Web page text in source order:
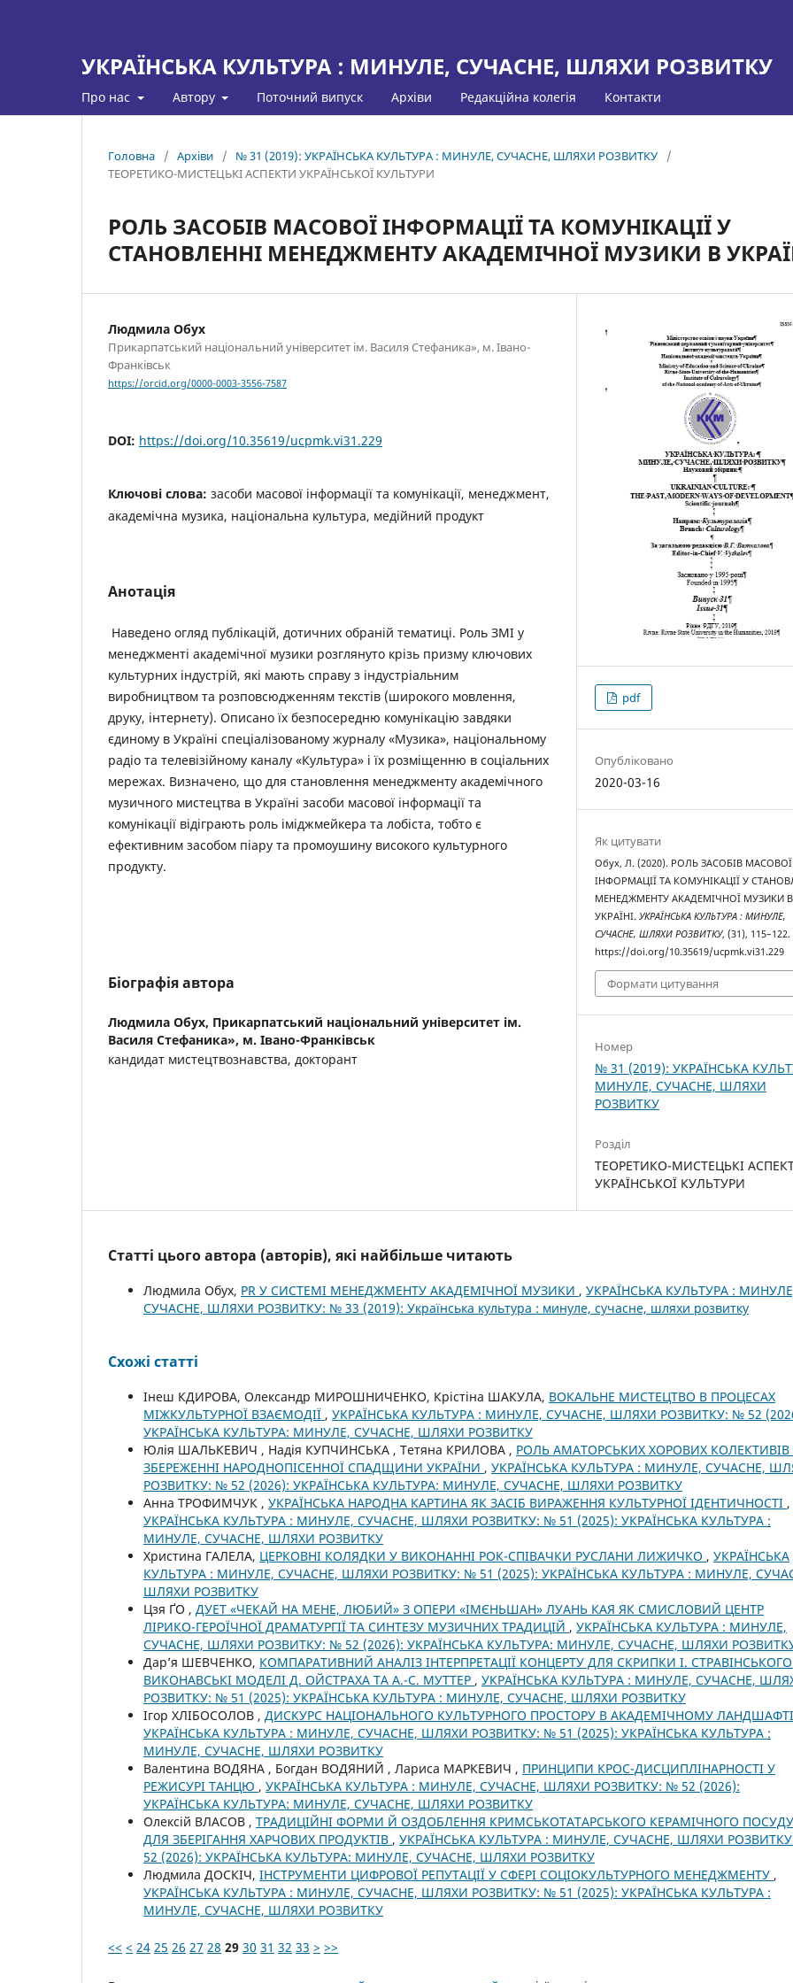
УКРАЇНСЬКА КУЛЬТУРА : МИНУЛЕ, СУЧАСНЕ, ШЛЯХИ РОЗВИТКУ
Про нас Автору Поточний випуск Архіви Редакційна колегія Контакти
Головна / Архіви / № 31 (2019): УКРАЇНСЬКА КУЛЬТУРА : МИНУЛЕ, СУЧАСНЕ, ШЛЯХИ РОЗВИТКУ
/
ТЕОРЕТИКО-МИСТЕЦЬКІ АСПЕКТИ УКРАЇНСЬКОЇ КУЛЬТУРИ
РОЛЬ ЗАСОБІВ МАСОВОЇ ІНФОРМАЦІЇ ТА КОМУНІКАЦІЇ У
СТАНОВЛЕННІ МЕНЕДЖМЕНТУ АКАДЕМІЧНОЇ МУЗИКИ В
Людмила Обух
Прикарпатський національний університет ім. Василя Стефаника», м. Івано-
Франківськ
https://orcid.org/0000-0003-3556-7587
DOI: https://doi.org/10.35619/ucpmk.vi31.229
Ключові слова: засоби масової інформації та комунікації, менеджмент,
академічна музика, національна культура, медійний продукт
Анотація
Наведено огляд публікацій, дотичних обраній тематиці. Роль ЗМІ у
менеджменті академічної музики розглянуто крізь призму ключових
культурних індустрій, які мають справу з індустріальним
виробництвом та розповсюдженням текстів (широкого мовлення,
друку, інтернету). Описано їх безпосередню комунікацію завдяки
єдиному в Україні спеціалізованому журналу «Музика», національному
радіо та телевізійному каналу «Культура» і їх розміщенню в соціальних
мережах. Визначено, що для становлення менеджменту академічного
музичного мистецтва в Україні засоби масової інформації та
комунікації відіграють роль іміджмейкера та лобіста, тобто є
ефективним засобом піару та промоушину високого культурного
продукту.
Біографія автора
Людмила Обух, Прикарпатський національний університет ім.
Василя Стефаника», м. Івано-Франківськ
кандидат мистецтвознавства, докторант
pdf
Опубліковано
2020-03-16
Як цитувати
Обух, Л. (2020). РОЛЬ ЗАСОБІВ МАСОВОЇ
ІНФОРМАЦІЇ ТА КОМУНІКАЦІЇ У
МЕНЕДЖМЕНТУ АКАДЕМІЧНОЇ МУЗИКИ В
УКРАЇНІ.УКРАЇНСЬКА КУЛЬТУРА : МИНУЛЕ,
СУЧАСНЕ, ШЛЯХИ РОЗВИТКУ, (31), 115–122.
https://doi.org/10.35619/ucpmk.vi31.229
Формати цитування
Номер
№ 31 (2019): УКРАЇНСЬКА
МИНУЛЕ, СУЧАСНЕ, ШЛЯХИ
РОЗВИТКУ
Розділ
ТЕОРЕТИКО-МИСТЕЦЬКІ
УКРАЇНСЬКОЇ КУЛЬТУРИ
Статті цього автора (авторів), які найбільше читають
Людмила Обух, PR У СИСТЕМІ МЕНЕДЖМЕНТУ АКАДЕМІЧНОЇ МУЗИКИ , УКРАЇНСЬКА КУЛЬТУРА :
СУЧАСНЕ, ШЛЯХИ РОЗВИТКУ: № 33 (2019): Українська культура : минуле, сучасне, шляхи розвитку
Схожі статті
Інеш КДИРОВА, Олександр МИРОШНИЧЕНКО, Крістіна ШАКУЛА, ВОКАЛЬНЕ МИСТЕЦТВО В ПРОЦЕСАХ
МІЖКУЛЬТУРНОЇ ВЗАЄМОДІЇ , УКРАЇНСЬКА КУЛЬТУРА : МИНУЛЕ, СУЧАСНЕ, ШЛЯХИ РОЗВИТКУ: № 52
УКРАЇНСЬКА КУЛЬТУРА: МИНУЛЕ, СУЧАСНЕ, ШЛЯХИ РОЗВИТКУ
Юлія ШАЛЬКЕВИЧ , Надія КУПЧИНСЬКА , Тетяна КРИЛОВА , РОЛЬ АМАТОРСЬКИХ ХОРОВИХ КОЛЕКТИВІВ
ЗБЕРЕЖЕННІ НАРОДНОПІСЕННОЇ СПАДЩИНИ УКРАЇНИ , УКРАЇНСЬКА КУЛЬТУРА : МИНУЛЕ, СУЧАСНЕ,
РОЗВИТКУ: № 52 (2026): УКРАЇНСЬКА КУЛЬТУРА: МИНУЛЕ, СУЧАСНЕ, ШЛЯХИ РОЗВИТКУ
Анна ТРОФИМЧУК , УКРАЇНСЬКА НАРОДНА КАРТИНА ЯК ЗАСІБ ВИРАЖЕННЯ КУЛЬТУРНОЇ ІДЕНТИЧНОСТІ ,
УКРАЇНСЬКА КУЛЬТУРА : МИНУЛЕ, СУЧАСНЕ, ШЛЯХИ РОЗВИТКУ: № 51 (2025): УКРАЇНСЬКА КУЛЬТУРА :
МИНУЛЕ, СУЧАСНЕ, ШЛЯХИ РОЗВИТКУ
Христина ГАЛЕЛА, ЦЕРКОВНІ КОЛЯДКИ У ВИКОНАННІ РОК-СПІВАЧКИ РУСЛАНИ ЛИЖИЧКО , УКРАЇНСЬКА
КУЛЬТУРА : МИНУЛЕ, СУЧАСНЕ, ШЛЯХИ РОЗВИТКУ: № 51 (2025): УКРАЇНСЬКА КУЛЬТУРА : МИНУЛЕ,
ШЛЯХИ РОЗВИТКУ
Цзя ҐО , ДУЕТ «ЧЕКАЙ НА МЕНЕ, ЛЮБИЙ» З ОПЕРИ «ІМЄНЬШАН» ЛУАНЬ КАЯ ЯК СМИСЛОВИЙ ЦЕНТР
ЛІРИКО-ГЕРОЇЧНОЇ ДРАМАТУРГІЇ ТА СИНТЕЗУ МУЗИЧНИХ ТРАДИЦІЙ , УКРАЇНСЬКА КУЛЬТУРА : МИНУЛЕ,
СУЧАСНЕ, ШЛЯХИ РОЗВИТКУ: № 52 (2026): УКРАЇНСЬКА КУЛЬТУРА: МИНУЛЕ, СУЧАСНЕ, ШЛЯХИ
Дар’я ШЕВЧЕНКО, КОМПАРАТИВНИЙ АНАЛІЗ ІНТЕРПРЕТАЦІЇ КОНЦЕРТУ ДЛЯ СКРИПКИ І.
ВИКОНАВСЬКІ МОДЕЛІ Д. ОЙСТРАХА ТА А.-С. МУТТЕР , УКРАЇНСЬКА КУЛЬТУРА : МИНУЛЕ, СУЧАСНЕ,
РОЗВИТКУ: № 51 (2025): УКРАЇНСЬКА КУЛЬТУРА : МИНУЛЕ, СУЧАСНЕ, ШЛЯХИ РОЗВИТКУ
Ігор ХЛІБОСОЛОВ , ДИСКУРС НАЦІОНАЛЬНОГО КУЛЬТУРНОГО ПРОСТОРУ В АКАДЕМІЧНОМУ ЛАНДШАФТІ
УКРАЇНСЬКА КУЛЬТУРА : МИНУЛЕ, СУЧАСНЕ, ШЛЯХИ РОЗВИТКУ: № 51 (2025): УКРАЇНСЬКА КУЛЬТУРА :
МИНУЛЕ, СУЧАСНЕ, ШЛЯХИ РОЗВИТКУ
Валентина ВОДЯНА , Богдан ВОДЯНИЙ , Лариса МАРКЕВИЧ , ПРИНЦИПИ КРОС-ДИСЦИПЛІНАРНОСТІ У
РЕЖИСУРІ ТАНЦЮ , УКРАЇНСЬКА КУЛЬТУРА : МИНУЛЕ, СУЧАСНЕ, ШЛЯХИ РОЗВИТКУ: № 52 (2026):
УКРАЇНСЬКА КУЛЬТУРА: МИНУЛЕ, СУЧАСНЕ, ШЛЯХИ РОЗВИТКУ
Олексій ВЛАСОВ , ТРАДИЦІЙНІ ФОРМИ Й ОЗДОБЛЕННЯ КРИМСЬКОТАТАРСЬКОГО КЕРАМІЧНОГО ПОСУДУ
ДЛЯ ЗБЕРІГАННЯ ХАРЧОВИХ ПРОДУКТІВ , УКРАЇНСЬКА КУЛЬТУРА : МИНУЛЕ, СУЧАСНЕ, ШЛЯХИ
52 (2026): УКРАЇНСЬКА КУЛЬТУРА: МИНУЛЕ, СУЧАСНЕ, ШЛЯХИ РОЗВИТКУ
Людмила ДОСКІЧ, ІНСТРУМЕНТИ ЦИФРОВОЇ РЕПУТАЦІЇ У СФЕРІ СОЦІОКУЛЬТУРНОГО МЕНЕДЖМЕНТУ ,
УКРАЇНСЬКА КУЛЬТУРА : МИНУЛЕ, СУЧАСНЕ, ШЛЯХИ РОЗВИТКУ: № 51 (2025): УКРАЇНСЬКА КУЛЬТУРА :
МИНУЛЕ, СУЧАСНЕ, ШЛЯХИ РОЗВИТКУ
<< < 24 25 26 27 28 29 30 31 32 33 > >>